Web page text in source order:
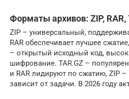
Форматы архивов: ZIP, RAR,
ZIP – универсальный,
RAR обеспечивает лучшее
– открытый исходный код,
шифрование. TAR.GZ –
и RAR лидируют по сжатию, ZIP
зависит от задачи. В 2026 году